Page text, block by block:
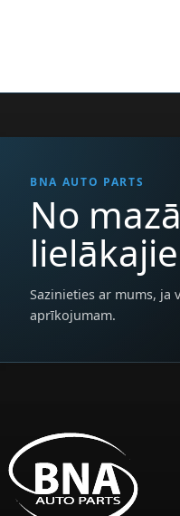
BNA AUTO PARTS
No
Sazinieties ar mums, ja
aprīkojumam.